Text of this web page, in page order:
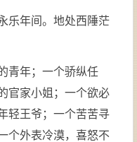
乐年间。地处西陲茫
青年；一个骄纵任
官家小姐；一个欲必
轻王爷；一个苦苦寻
个外表冷漠，喜怒不